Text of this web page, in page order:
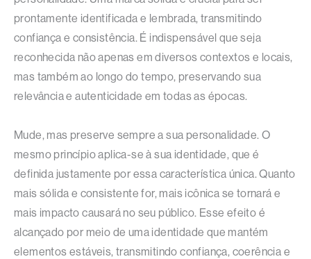
prontamente identificada e lembrada, transmitindo
confiança e consistência. É indispensável que seja
reconhecida não apenas em diversos contextos e locais,
mas também ao longo do tempo, preservando sua
relevância e autenticidade em todas as épocas.
Mude, mas preserve sempre a sua personalidade. O
mesmo princípio aplica-se à sua identidade, que é
definida justamente por essa característica única. Quanto
mais sólida e consistente for, mais icônica se tornará e
mais impacto causará no seu público. Esse efeito é
alcançado por meio de uma identidade que mantém
elementos estáveis, transmitindo confiança, coerência e